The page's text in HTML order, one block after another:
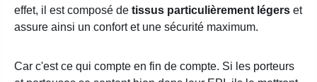
effet, il est composé de tissus particulièrement légers et
assure ainsi un confort et une sécurité maximum.
Car c'est ce qui compte en fin de compte. Si les porteurs